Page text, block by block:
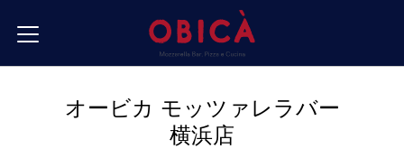
す
Obica (オービカ) |
オービカ モッツァレラバー
横浜店